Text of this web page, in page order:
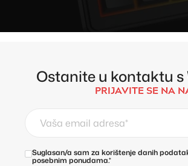
Ostanite u kontaktu
PRIJAVITE SE NA
Suglasan/a sam za korištenje danih
posebnim ponudama.*